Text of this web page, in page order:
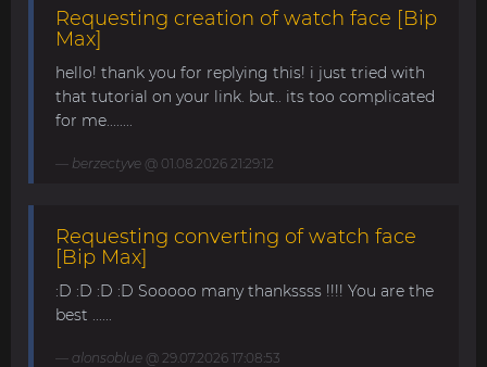
Requesting creation of watch face [Bip
Max]
hello! thank you for replying this! i just tried with
that tutorial on your link. but.. its too complicated
for me........
berzectyve @ 01.08.2026 21:29:12
Requesting converting of watch face
[Bip Max]
:D :D :D :D Sooooo many thankssss !!!! You are the
best ......
alonsoblue @ 29.07.2026 17:08:53